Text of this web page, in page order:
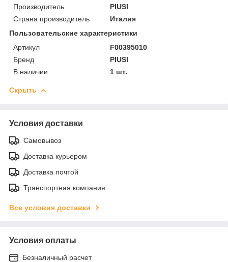
Производитель
PIUSI
Страна производитель
Италия
Пользовательские характеристики
Артикул
F00395010
Бренд
PIUSI
В наличии:
1 шт.
Скрыть
Условия доставки
Самовывоз
Доставка курьером
Доставка почтой
Транспортная компания
Все условия доставки
Условия оплаты
Безналичный расчет